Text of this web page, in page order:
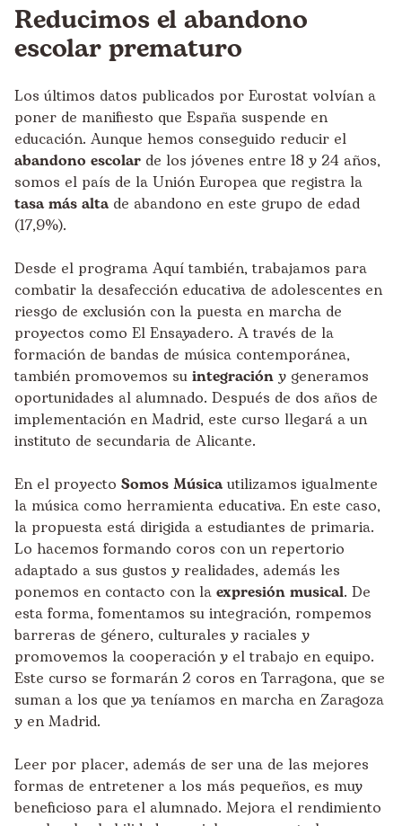
Reducimos el abandono
escolar prematuro
Los últimos datos publicados por Eurostat volvían a
poner de manifiesto que España suspende en
educación. Aunque hemos conseguido reducir el
abandono escolar de los jóvenes entre 18 y 24 años,
somos el país de la Unión Europea que registra la
tasa más altade abandono en este grupo de edad
(17,9%).
Desde el programa Aquí también, trabajamos para
combatir la desafección educativa de adolescentes en
riesgo de exclusión con la puesta en marcha de
proyectos como El Ensayadero. A través de la
formación de bandas de música contemporánea,
también promovemos su integración y generamos
oportunidades al alumnado. Después de dos años de
implementación en Madrid, este curso llegará a un
instituto de secundaria de Alicante.
En el proyecto Somos Músicautilizamos igualmente
la música como herramienta educativa. En este caso,
la propuesta está dirigida a estudiantes de primaria.
Lo hacemos formando coros con un repertorio
adaptado a sus gustos y realidades, además les
ponemos en contacto con la expresión musical. De
esta forma, fomentamos su integración, rompemos
barreras de género, culturales y raciales y
promovemos la cooperación y el trabajo en equipo.
Este curso se formarán 2 coros en Tarragona, que se
suman a los que ya teníamos en marcha en Zaragoza
y en Madrid.
Leer por placer, además de ser una de las mejores
formas de entretener a los más pequeños, es muy
beneficioso para el alumnado. Mejora el rendimiento